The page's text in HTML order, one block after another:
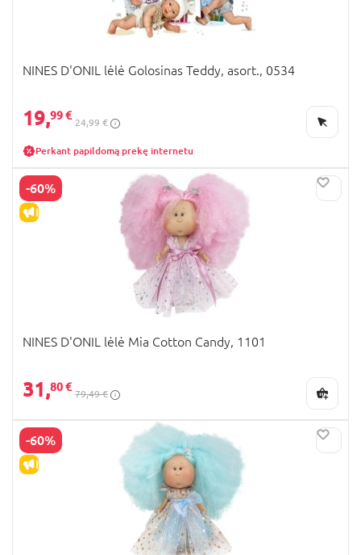
NINES D'ONIL lėlė Golosinas Teddy, asort., 0534
19,99 €
24,99 €
Perkant papildomą prekę internetu
-60%
IŠPARDAVIMAS
NINES D'ONIL lėlė Mia Cotton Candy, 1101
31,80 €
79,49 €
-60%
IŠPARDAVIMAS